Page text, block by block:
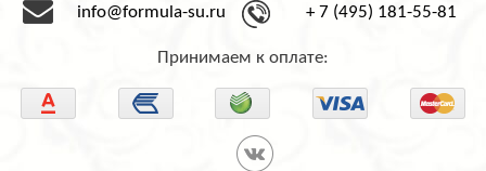
info@formula-su.ru + 7 (495) 181-55-81
Принимаем к оплате: